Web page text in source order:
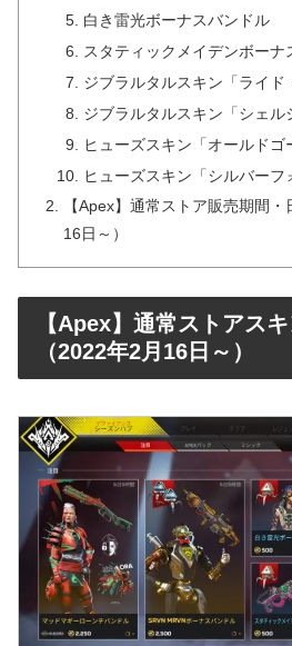
白き雷光ボーナスバンドル
スタティックメイデンボーナ
ジブラルタルスキン「ライド
ジブラルタルスキン「シェル
ヒューズスキン「オールドゴ
ヒューズスキン「シルバーフ
【Apex】通常ストア販売期間
16日～）
【Apex】通常ストアス
（2022年2月16日～）